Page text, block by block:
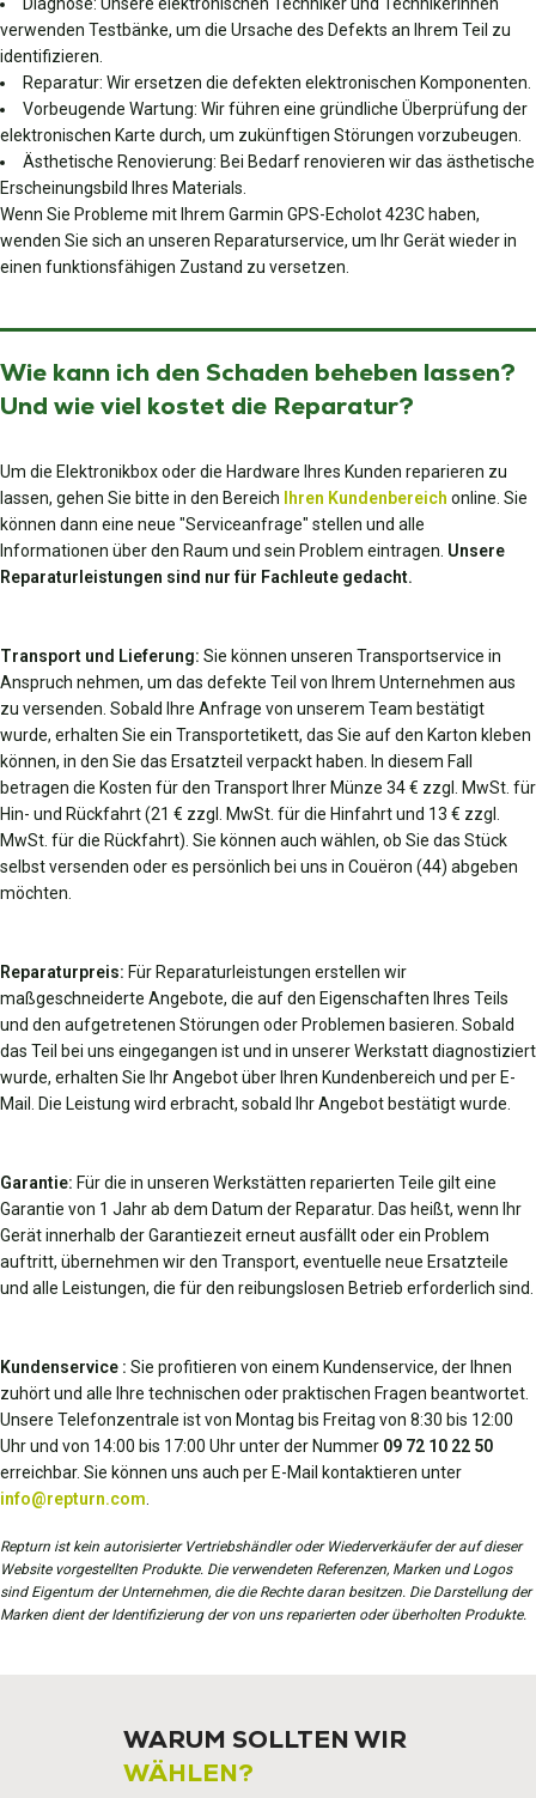
verwenden Testbänke, um die Ursache des Defekts an Ihrem Teil zu
identifizieren.
Reparatur: Wir ersetzen die defekten elektronischen Komponenten.
Vorbeugende Wartung: Wir führen eine gründliche Überprüfung der
elektronischen Karte durch, um zukünftigen Störungen vorzubeugen.
Ästhetische Renovierung: Bei Bedarf renovieren wir das ästhetische
Erscheinungsbild Ihres Materials.
Wenn Sie Probleme mit Ihrem Garmin GPS-Echolot 423C haben,
wenden Sie sich an unseren Reparaturservice, um Ihr Gerät wieder in
einen funktionsfähigen Zustand zu versetzen.
Wie kann ich den Schaden beheben lassen?
Und wie viel kostet die Reparatur?
Um die Elektronikbox oder die Hardware Ihres Kunden reparieren zu
lassen, gehen Sie bitte in den Bereich
Ihren Kundenbereich online. Sie
können dann eine neue "Serviceanfrage" stellen und alle
Informationen über den Raum und sein Problem eintragen. Unsere
Reparaturleistungen sind nur für Fachleute gedacht.
Transport und Lieferung: Sie können unseren Transportservice in
Anspruch nehmen, um das defekte Teil von Ihrem Unternehmen aus
zu versenden. Sobald Ihre Anfrage von unserem Team bestätigt
wurde, erhalten Sie ein Transportetikett, das Sie auf den Karton kleben
können, in den Sie das Ersatzteil verpackt haben. In diesem Fall
betragen die Kosten für den Transport Ihrer Münze 34 € zzgl. MwSt. für
Hin- und Rückfahrt (21 € zzgl. MwSt. für die Hinfahrt und 13 € zzgl.
MwSt. für die Rückfahrt). Sie können auch wählen, ob Sie das Stück
selbst versenden oder es persönlich bei uns in Couëron (44) abgeben
möchten.
Reparaturpreis: Für Reparaturleistungen erstellen wir
maßgeschneiderte Angebote, die auf den Eigenschaften Ihres Teils
und den aufgetretenen Störungen oder Problemen basieren. Sobald
das Teil bei uns eingegangen ist und in unserer Werkstatt diagnostiziert
wurde, erhalten Sie Ihr Angebot über Ihren Kundenbereich und per E-
Mail. Die Leistung wird erbracht, sobald Ihr Angebot bestätigt wurde.
Garantie: Für die in unseren Werkstätten reparierten Teile gilt eine
Garantie von 1 Jahr ab dem Datum der Reparatur. Das heißt, wenn Ihr
Gerät innerhalb der Garantiezeit erneut ausfällt oder ein Problem
auftritt, übernehmen wir den Transport, eventuelle neue Ersatzteile
und alle Leistungen, die für den reibungslosen Betrieb erforderlich sind.
Kundenservice : Sie profitieren von einem Kundenservice, der Ihnen
zuhört und alle Ihre technischen oder praktischen Fragen beantwortet.
Unsere Telefonzentrale ist von Montag bis Freitag von 8:30 bis 12:00
Uhr und von 14:00 bis 17:00 Uhr unter der Nummer 09 72 10 22 50
erreichbar. Sie können uns auch per E-Mail kontaktieren unter
info@repturn.com
Repturn ist kein autorisierter Vertriebshändler oder Wiederverkäufer der auf dieser
Website vorgestellten Produkte. Die verwendeten Referenzen, Marken und Logos
sind Eigentum der Unternehmen, die die Rechte daran besitzen. Die Darstellung der
Marken dient der Identifizierung der von uns reparierten oder überholten Produkte.
WARUM SOLLTEN WIR
WÄHLEN?